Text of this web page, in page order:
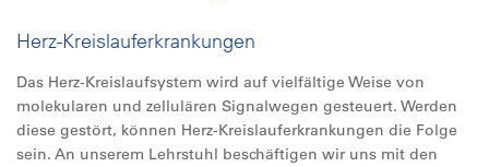
Herz-Kreislauferkrankungen
Das Herz-Kreislaufsystem wird auf vielfältige Weise von
molekularen und zellulären Signalwegen gesteuert. Werden
diese gestört, können Herz-Kreislauferkrankungen die Folge
sein. An unserem Lehrstuhl beschäftigen wir uns mit den